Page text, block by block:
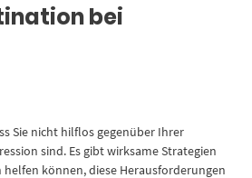
bei
Sie nicht hilflos gegenüber Ihrer
sind. Es gibt wirksame Strategien
können, diese Herausforderungen